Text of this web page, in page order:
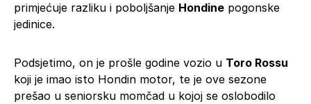
primjećuje razliku i poboljšanje Hondine pogonske
jedinice.
Podsjetimo, on je prošle godine vozio u Toro Rossu
koji je imao isto Hondin motor, te je ove sezone
prešao u seniorsku momčad u kojoj se oslobodilo